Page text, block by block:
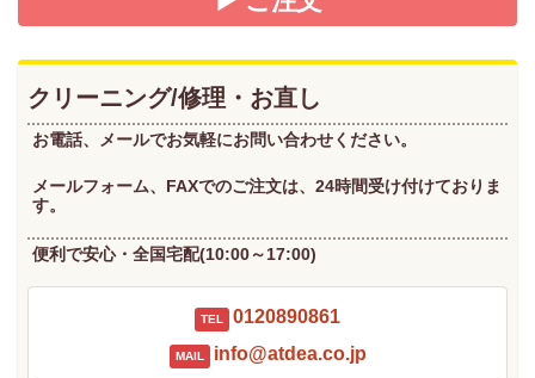
クリーニング/修理・お直し
お電話、メールでお気軽にお問い合わせください。
メールフォーム、FAXでのご注文は、24時間受け付けておりま
す。
便利で安心・全国宅配(10:00～17:00)
TEL 0120890861
MAIL info@atdea.co.jp